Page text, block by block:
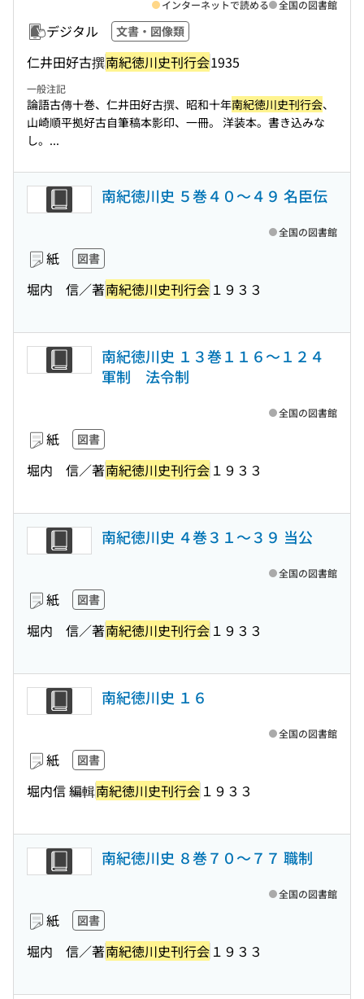
デジタル 文書・図像類
仁井田好古撰南紀徳川史刊行会1935
インターネットで読める 全国の図書館
一般注記
論語古傳十巻、仁井田好古撰、昭和十年南紀徳川史刊行会、
山崎順平拠好古自筆稿本影印、一冊。 洋装本。書き込みな
し。...
南紀徳川史 ５巻４０〜４９ 名臣伝
紙 図書
堀内 信／著南紀徳川史刊行会 １９３３
全国の図書館
南紀徳川史 １３巻１１６〜１２４
軍制 法令制
紙 図書
堀内 信／著南紀徳川史刊行会 １９３３
全国の図書館
南紀徳川史 ４巻３１〜３９ 当公
紙 図書
堀内 信／著南紀徳川史刊行会 １９３３
全国の図書館
南紀徳川史 １６
紙 図書
堀内信 編輯南紀徳川史刊行会 １９３３
全国の図書館
南紀徳川史 ８巻７０〜７７ 職制
紙 図書
堀内 信／著南紀徳川史刊行会 １９３３
全国の図書館